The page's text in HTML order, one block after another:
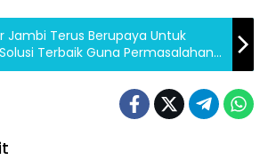
Jambi Terus Berupaya Untuk
Terbaik Guna Permasalahan